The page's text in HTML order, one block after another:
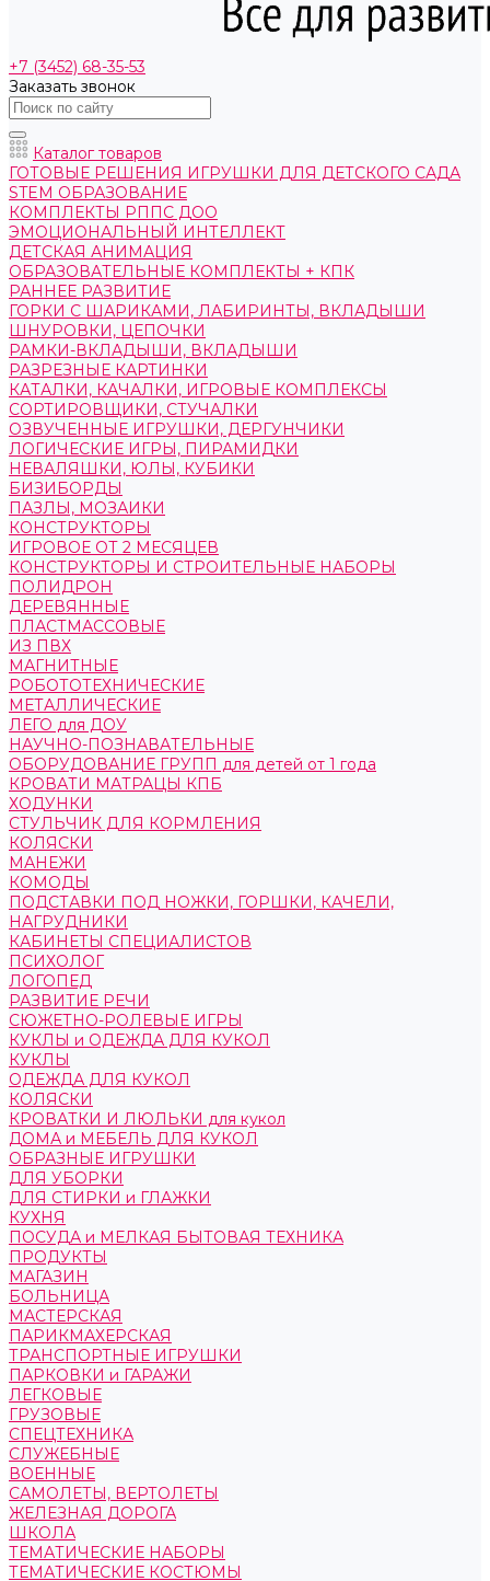
+7 (3452) 68-35-53
Заказать звонок
Каталог товаров
ГОТОВЫЕ РЕШЕНИЯ ИГРУШКИ ДЛЯ ДЕТСКОГО САДА
STEM ОБРАЗОВАНИЕ
КОМПЛЕКТЫ РППС ДОО
ЭМОЦИОНАЛЬНЫЙ ИНТЕЛЛЕКТ
ДЕТСКАЯ АНИМАЦИЯ
ОБРАЗОВАТЕЛЬНЫЕ КОМПЛЕКТЫ + КПК
РАННЕЕ РАЗВИТИЕ
ГОРКИ С ШАРИКАМИ, ЛАБИРИНТЫ, ВКЛАДЫШИ
ШНУРОВКИ, ЦЕПОЧКИ
РАМКИ-ВКЛАДЫШИ, ВКЛАДЫШИ
РАЗРЕЗНЫЕ КАРТИНКИ
КАТАЛКИ, КАЧАЛКИ, ИГРОВЫЕ КОМПЛЕКСЫ
СОРТИРОВЩИКИ, СТУЧАЛКИ
ОЗВУЧЕННЫЕ ИГРУШКИ, ДЕРГУНЧИКИ
ЛОГИЧЕСКИЕ ИГРЫ, ПИРАМИДКИ
НЕВАЛЯШКИ, ЮЛЫ, КУБИКИ
БИЗИБОРДЫ
ПАЗЛЫ, МОЗАИКИ
КОНСТРУКТОРЫ
ИГРОВОЕ ОТ 2 МЕСЯЦЕВ
КОНСТРУКТОРЫ И СТРОИТЕЛЬНЫЕ НАБОРЫ
ПОЛИДРОН
ДЕРЕВЯННЫЕ
ПЛАСТМАССОВЫЕ
ИЗ ПВХ
МАГНИТНЫЕ
РОБОТОТЕХНИЧЕСКИЕ
МЕТАЛЛИЧЕСКИЕ
ЛЕГО для ДОУ
НАУЧНО-ПОЗНАВАТЕЛЬНЫЕ
ОБОРУДОВАНИЕ ГРУПП для детей от 1 года
КРОВАТИ МАТРАЦЫ КПБ
ХОДУНКИ
СТУЛЬЧИК ДЛЯ КОРМЛЕНИЯ
КОЛЯСКИ
МАНЕЖИ
КОМОДЫ
ПОДСТАВКИ ПОД НОЖКИ, ГОРШКИ, КАЧЕЛИ,
НАГРУДНИКИ
КАБИНЕТЫ СПЕЦИАЛИСТОВ
ПСИХОЛОГ
ЛОГОПЕД
РАЗВИТИЕ РЕЧИ
СЮЖЕТНО-РОЛЕВЫЕ ИГРЫ
КУКЛЫ и ОДЕЖДА ДЛЯ КУКОЛ
КУКЛЫ
ОДЕЖДА ДЛЯ КУКОЛ
КОЛЯСКИ
КРОВАТКИ И ЛЮЛЬКИ для кукол
ДОМА и МЕБЕЛЬ ДЛЯ КУКОЛ
ОБРАЗНЫЕ ИГРУШКИ
ДЛЯ УБОРКИ
ДЛЯ СТИРКИ и ГЛАЖКИ
КУХНЯ
ПОСУДА и МЕЛКАЯ БЫТОВАЯ ТЕХНИКА
ПРОДУКТЫ
МАГАЗИН
БОЛЬНИЦА
МАСТЕРСКАЯ
ПАРИКМАХЕРСКАЯ
ТРАНСПОРТНЫЕ ИГРУШКИ
ПАРКОВКИ и ГАРАЖИ
ЛЕГКОВЫЕ
ГРУЗОВЫЕ
СПЕЦТЕХНИКА
СЛУЖЕБНЫЕ
ВОЕННЫЕ
САМОЛЕТЫ, ВЕРТОЛЕТЫ
ЖЕЛЕЗНАЯ ДОРОГА
ШКОЛА
ТЕМАТИЧЕСКИЕ НАБОРЫ
ТЕМАТИЧЕСКИЕ КОСТЮМЫ